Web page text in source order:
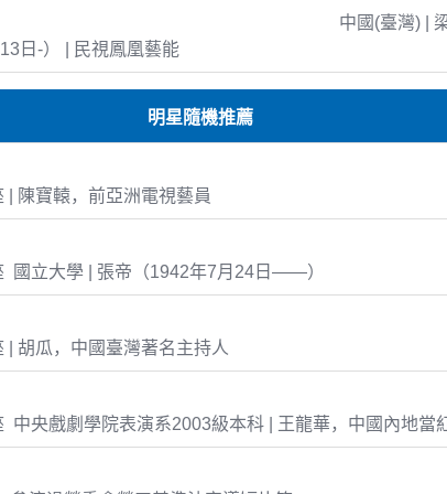
中國(臺灣) |
日-） | 民視鳳凰藝能
明星隨機推薦
陳寶轅，前亞洲電視藝員
國立大學 | 張帝（1942年7月24日——）
胡瓜，中國臺灣著名主持人
央戲劇學院表演系2003級本科 | 王龍華，中國內地當